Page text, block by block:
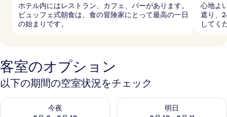
ホテル内にはレストラン、カフェ、バーがあります。
ビュッフェ式朝食は、食の冒険家にとって最高の一日
の始まりです。
心地よ
遮り、
してく
客室のオプション
以下の期間の空室状況をチェック
今夜
今夜 8月 9 - 8月 10 の空室状況をチェック
明日
明日 8月 10 - 8月 11 の空室状